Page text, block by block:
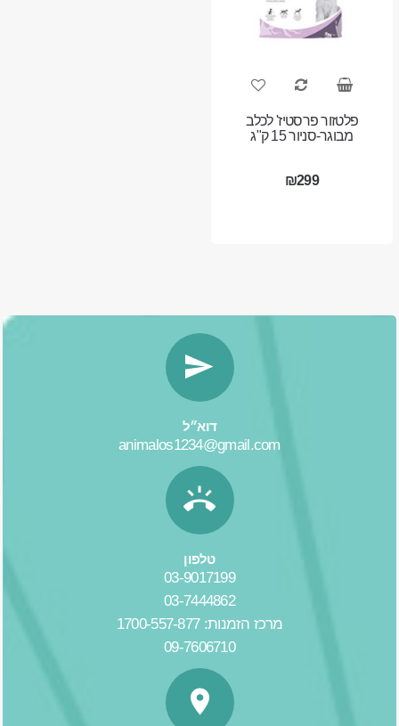
פלטזור פרסטיז' לכלב
מבוגר-סניור 15 ק"ג
₪299
דוא״ל
animalos1234@gmail.com
טלפון
03-9017199
03-7444862
מרכז הזמנות: 1700-557-877
09-7606710